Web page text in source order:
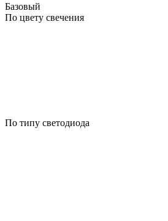
Базовый
По цвету свечения
По типу светодиода